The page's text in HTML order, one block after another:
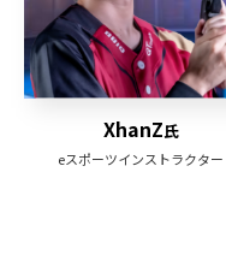
XhanZ氏
eスポーツインストラクター